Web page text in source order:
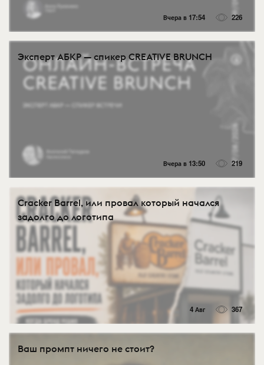
Вчера в 17:54 226
Эксперт АБКР — спикер CREATIVE BRUNCH
Вчера в 13:50 219
Cracker Barrel, или провал который начался
задолго до логотипа
4 Авг 367
Ваш промпт ничего не стоит?